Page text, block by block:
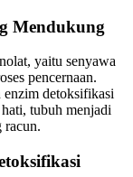
Mendukung
yaitu senyawa
pencernaan.
detoksifikasi
tubuh menjadi
racun.